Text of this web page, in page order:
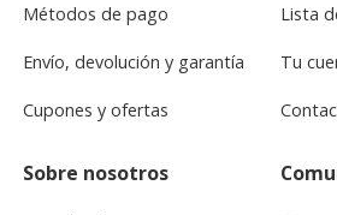
Métodos de pago
Envío, devolución y garantía
Cupones y ofertas
Lista
Tu
Sobre nosotros